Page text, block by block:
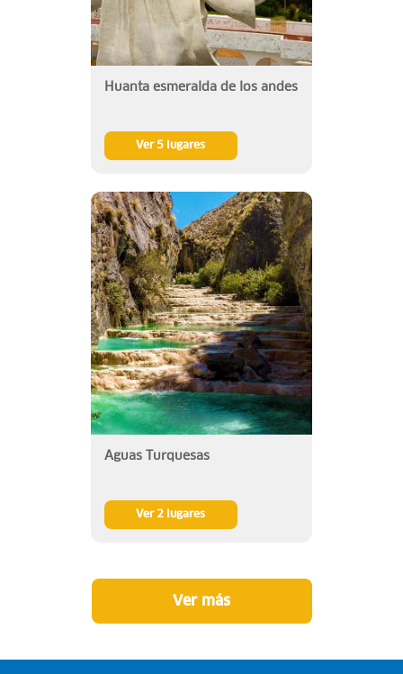
Huanta esmeralda de los andes
Ver 5 lugares
Aguas Turquesas
Ver 2 lugares
Ver más